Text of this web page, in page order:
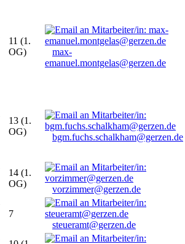
11 (1.
OG)
max-
emanuel.montgelas@gerzen.de
13 (1.
OG)
bgm.fuchs.schalkham@gerzen.de
14 (1.
OG)
vorzimmer@gerzen.de
7
steueramt@gerzen.de